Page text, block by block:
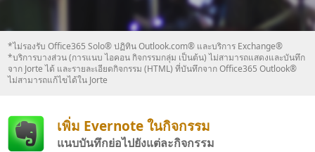
*ไม่รองรับ Office365 Solo® ปฏิทิน Outlook.com® และบริการ Exchange®
*บริการบางส่วน (การแนบ ไอคอน กิจกรรมกลุ่ม เป็นต้น) ไม่สามารถแสดงและบันทึก
จาก Jorte ได้ และรายละเอียดกิจกรรม (HTML) ที่บันทึกจาก Office365 Outlook®
ไม่สามารถแก้ไขได้ใน Jorte
เพิ่ม Evernote ในกิจกรรม
แนบบันทึกย่อไปยังแต่ละกิจกรรม